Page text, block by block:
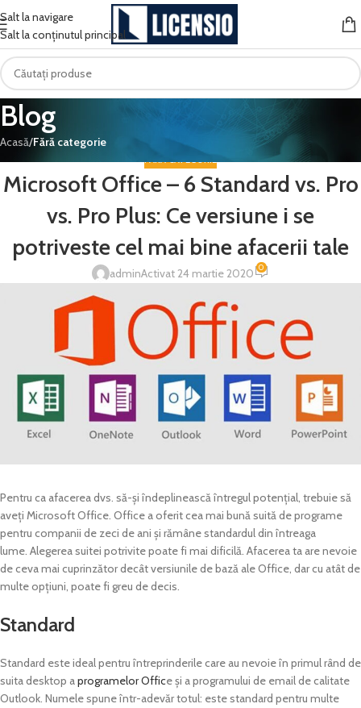
Salt la navigare
Salt la conținutul principal
Blog
Acasă/Fără categorie
FĂRĂ CATEGORIE
Microsoft Office – 6 Standard vs. Pro
vs. Pro Plus: Ce versiune i se
potriveste cel mai bine afacerii tale
adminActivat 24 martie 2020 0
Pentru ca afacerea dvs. să-și îndeplinească întregul potențial, trebuie să
aveți Microsoft Office. Office a oferit cea mai bună suită de programe
pentru companii de zeci de ani și rămâne standardul din întreaga
lume. Alegerea suitei potrivite poate fi mai dificilă. Afacerea ta are nevoie
de ceva mai cuprinzător decât versiunile de bază ale Office, dar cu atât de
multe opțiuni, poate fi greu de decis.
Standard
Standard este ideal pentru întreprinderile care au nevoie în primul rând de
suita desktop aprogramelor Office și a programului de email de calitate
Outlook. Numele spune într-adevăr totul: este standard pentru multe